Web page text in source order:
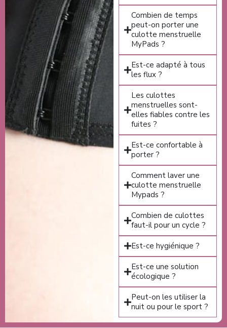
Combien de temps
peut-on porter une
culotte menstruelle
MyPads ?
Est-ce adapté à tous
les flux ?
Les culottes
menstruelles sont-
elles fiables contre les
fuites ?
Est-ce confortable à
porter ?
Comment laver une
culotte menstruelle
Mypads ?
Combien de culottes
faut-il pour un cycle ?
Est-ce hygiénique ?
Est-ce une solution
écologique ?
Peut-on les utiliser la
nuit ou pour le sport ?